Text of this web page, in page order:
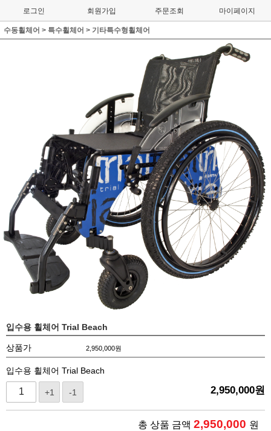
로그인 회원가입 주문조회 마이페이지
수동휠체어 > 특수휠체어 > 기타특수형휠체어
입수용 휠체어 Trial Beach
상품가 2,950,000원
입수용 휠체어 Trial Beach
+1 -1 2,950,000원
총 상품 금액 2,950,000 원